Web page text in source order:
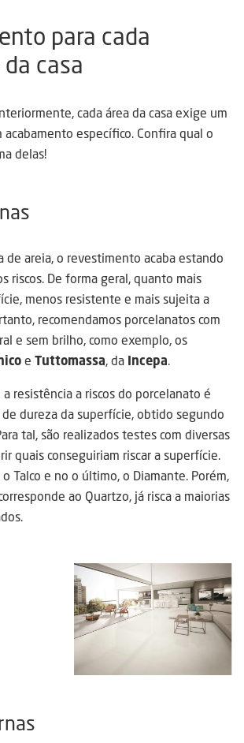
para cada
casa
cada área da casa exige um
específico. Confira qual o
delas!
de areia, o revestimento acaba estando
riscos. De forma geral, quanto mais
menos resistente e mais sujeita a
recomendamos porcelanatos com
e sem brilho, como exemplo, os
e Tuttomassa, da Incepa.
resistência a riscos do porcelanato é
dureza da superfície, obtido segundo
tal, são realizados testes com diversas
quais conseguiriam riscar a superfície.
Talco e no o último, o Diamante. Porém,
ao Quartzo, já risca a maiorias